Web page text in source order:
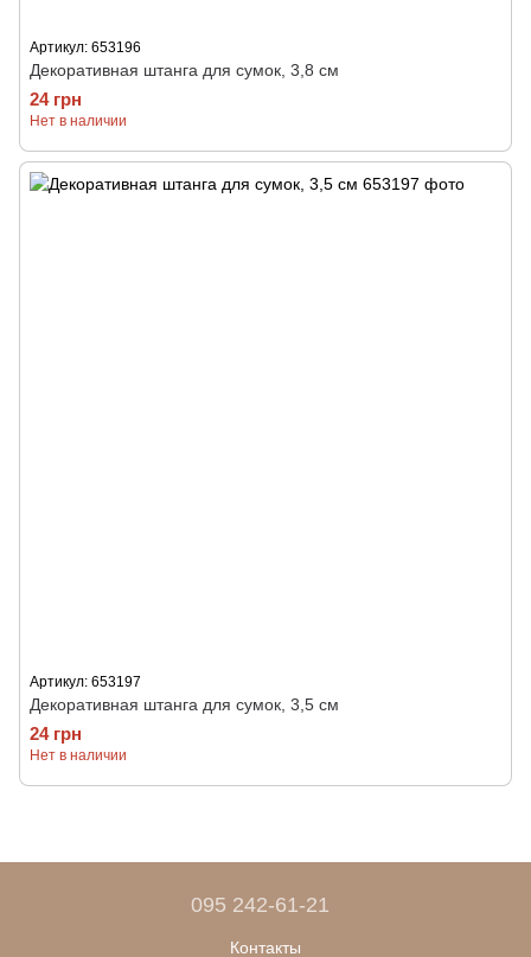
Артикул: 653196
Декоративная штанга для сумок, 3,8 см
24 грн
Нет в наличии
Артикул: 653197
Декоративная штанга для сумок, 3,5 см
24 грн
Нет в наличии
095 242-61-21
Контакты